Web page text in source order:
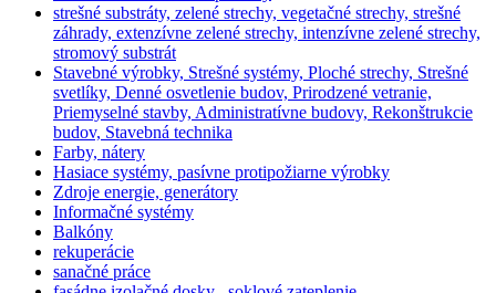
strešné substráty, zelené strechy, vegetačné strechy, strešné
záhrady, extenzívne zelené strechy, intenzívne zelené strechy,
stromový substrát
Stavebné výrobky, Strešné systémy, Ploché strechy, Strešné
svetlíky, Denné osvetlenie budov, Prirodzené vetranie,
Priemyselné stavby, Administratívne budovy, Rekonštrukcie
budov, Stavebná technika
Farby, nátery
Hasiace systémy, pasívne protipožiarne výrobky
Zdroje energie, generátory
Informačné systémy
Balkóny
rekuperácie
sanačné práce